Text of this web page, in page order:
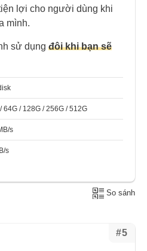
lợi cho người dùng khi
mình.
sử dụng đôi khi bạn sẽ
64G / 128G / 256G / 512G
s
s
So sánh
#5